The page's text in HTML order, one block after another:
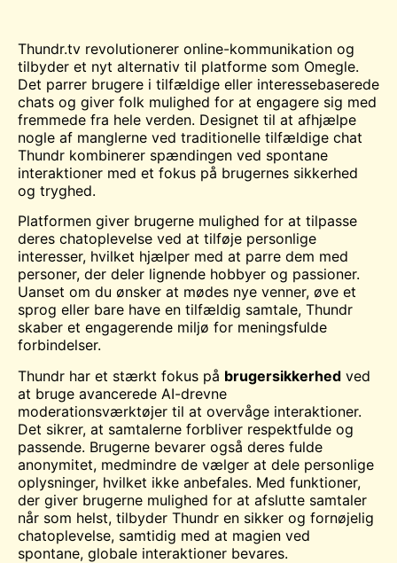
Thundr.tv revolutionerer online-kommunikation og
tilbyder et nyt alternativ til platforme som Omegle.
Det parrer brugere i tilfældige eller interessebaserede
chats og giver folk mulighed for at engagere sig med
fremmede fra hele verden. Designet til at afhjælpe
nogle af manglerne ved traditionelle tilfældige chat
Thundr kombinerer spændingen ved spontane
interaktioner med et fokus på brugernes sikkerhed
og tryghed.
Platformen giver brugerne mulighed for at tilpasse
deres chatoplevelse ved at tilføje personlige
interesser, hvilket hjælper med at parre dem med
personer, der deler lignende hobbyer og passioner.
Uanset om du ønsker at mødes nye venner, øve et
sprog eller bare have en tilfældig samtale, Thundr
skaber et engagerende miljø for meningsfulde
forbindelser.
Thundr har et stærkt fokus på brugersikkerhed ved
at bruge avancerede AI-drevne
moderationsværktøjer til at overvåge interaktioner.
Det sikrer, at samtalerne forbliver respektfulde og
passende. Brugerne bevarer også deres fulde
anonymitet, medmindre de vælger at dele personlige
oplysninger, hvilket ikke anbefales. Med funktioner,
der giver brugerne mulighed for at afslutte samtaler
når som helst, tilbyder Thundr en sikker og fornøjelig
chatoplevelse, samtidig med at magien ved
spontane, globale interaktioner bevares.